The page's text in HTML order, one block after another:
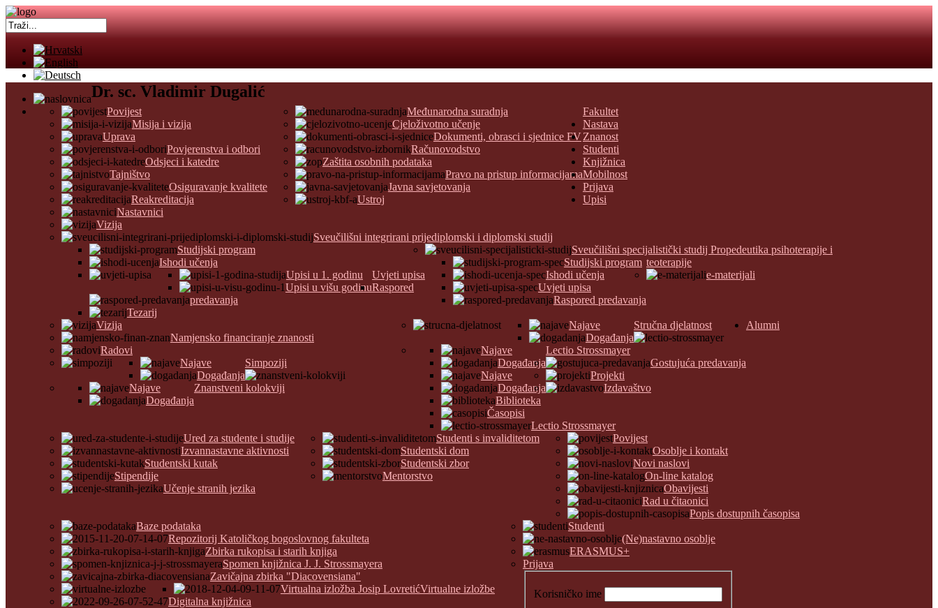
Fakultet
Povijest
Misija i vizija
Uprava
Povjerenstva i odbori
Odsjeci i katedre
Tajništvo
Osiguravanje kvalitete
Reakreditacija
Međunarodna suradnja
Cjeloživotno učenje
Dokumenti, obrasci i sjednice FV
Računovodstvo
Zaštita osobnih podataka
Pravo na pristup informacijama
Javna savjetovanja
Ustroj
Nastava
Nastavnici
Vizija
Sveučilišni integrirani prijediplomski i diplomski studij
Studijski program
Ishodi učenja
Uvjeti upisa
Upisi u 1. godinu
Upisi u višu godinuRaspored
predavanja
Tezarij
Sveučilišni specijalistički studij Propedeutika psihoterapije i
teoterapije
Studijski program
Ishodi učenja
Uvjeti upisa
Raspored predavanja
e-materijali
Znanost
Vizija
Namjensko financiranje znanosti
Radovi
Simpoziji
Najave
Događanja
Znanstveni kolokviji
Najave
Događanja
Stručna djelatnost
Najave
Događanja
Lectio Strossmayer
Najave
Događanja
Gostujuća predavanja
Najave
Događanja
Projekti
Izdavaštvo
Biblioteka
Časopisi
Lectio Strossmayer
Studenti
Ured za studente i studije
Izvannastavne aktivnosti
Studentski kutak
Stipendije
Učenje stranih jezika
Studenti s invaliditetom
Studentski dom
Studentski zbor
Mentorstvo
Knjižnica
Povijest
Osoblje i kontakt
Novi naslovi
On-line katalog
Obavijesti
Rad u čitaonici
Popis dostupnih časopisa
Baze podataka
Repozitorij Katoličkog bogoslovnog fakulteta
Zbirka rukopisa i starih knjiga
Spomen knjižnica J. J. Strossmayera
Zavičajna zbirka "Diacovensiana"
Virtualne izložbe
Virtualna izložba Josip Lovretić
Digitalna knjižnica
Mobilnost
Studenti
(Ne)nastavno osoblje
ERASMUS+
Prijava
Prijava
Korisničko ime
Upisi
Alumni
Dr. sc. Vladimir Dugalić